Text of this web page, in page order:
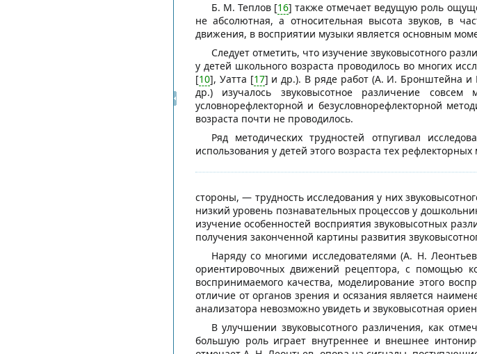
Б. М. Теплов [16] также отмечает ведущую роль
не абсолютная, а относительная высота звуков, в
движения, в восприятии музыки является основным
Следует отметить, что изучение звуковысотного
у детей школьного возраста проводилось во многих
[10], Уатта [17] и др.). В ряде работ (А. И. Бронштейна и
др.) изучалось звуковысотное различение
условнорефлекторной и безусловнорефлекторной
возраста почти не проводилось.
Ряд методических трудностей отпугивал
использования у детей этого возраста тех
стороны, — трудность исследования у них
низкий уровень познавательных процессов у
изучение особенностей восприятия звуковысотных
получения законченной картины развития
Наряду со многими исследователями (А. Н.
ориентировочных движений рецептора, с помощью
воспринимаемого качества, моделирование этого
отличие от органов зрения и осязания является
анализатора невозможно увидеть и звуковысотная
В улучшении звуковысотного различения, как
большую роль играет внутреннее и внешнее